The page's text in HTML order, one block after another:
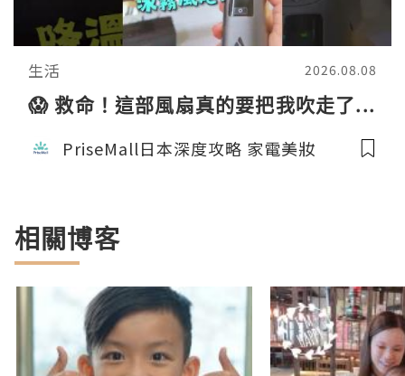
生活 2026.08.08
😱 救命！這部風扇真的要把我吹走了...
PriseMall日本深度攻略 家電美妝
相關博客